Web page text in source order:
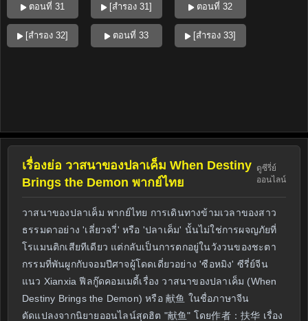
ตอนที่ 31 [สำรอง 31] ตอนที่ 32
[สำรอง 32] ตอนที่ 33 [สำรอง 33]
เรื่องย่อ วาสนาของปลาเค็ม When Destiny
Brings the Demon พากย์ไทย
ดูซีรี่ย์
ออนไลน์
วาสนาของปลาเค็ม พากย์ไทย การเดินทางข้ามเวลาของสาว
ธรรมดาอย่าง 'เลี่ยวจวี่' หรือ 'ปลาเค็ม' นั้นไม่ใช่การผจญภัยที่
โรแมนติกเสียทีเดียว แต่กลับเป็นการตกอยู่ในวังวนของชะตา
กรรมที่พันผูกกับจอมปีศาจผู้โดดเดี่ยวอย่าง 'ซือหมิง' ซีรี่ย์จีน
แนว Xianxia ฟีลกู๊ดคอมเมดี้เรื่อง วาสนาของปลาเค็ม (When
Destiny Brings the Demon) หรือ 献鱼 ในชื่อภาษาจีน
ดัดแปลงจากนิยายออนไลน์สุดฮิต "献鱼" โดย作者：扶华 เรื่อง